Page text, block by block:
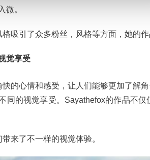
微。
吸引了众多粉丝，风格等方面，她的
觉享受
快的心情和感受，让人们能够更加了解
同的视觉享受。Sayathefox的作品不
来了不一样的视觉体验。